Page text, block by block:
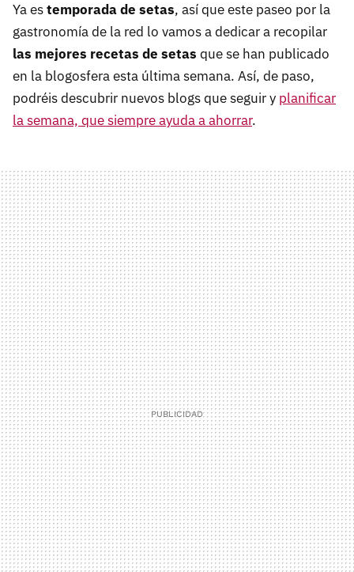
Ya estemporada de setas, así que este paseo por la
gastronomía de la red lo vamos a dedicar a recopilar
las mejores recetas de setas que se han publicado
en la blogosfera esta última semana. Así, de paso,
podréis descubrir nuevos blogs que seguir y planificar
la semana, que siempre ayuda a ahorrar.